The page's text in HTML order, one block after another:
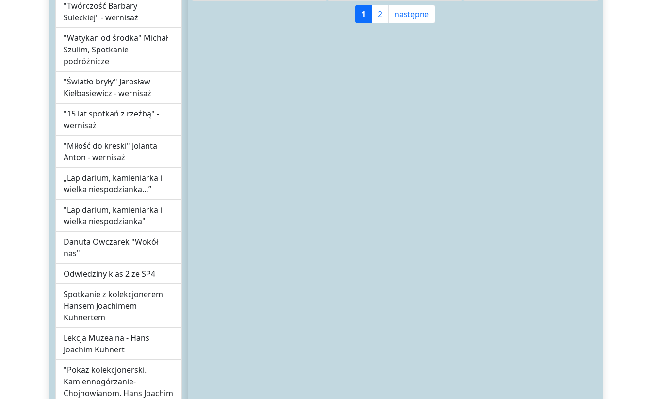
"Twórczość Barbary
Suleckiej" - wernisaż
"Watykan od środka" Michał
Szulim, Spotkanie
podróżnicze
"Światło bryły" Jarosław
Kiełbasiewicz - wernisaż
"15 lat spotkań z rzeźbą" -
wernisaż
"Miłość do kreski" Jolanta
Anton - wernisaż
„Lapidarium, kamieniarka i
wielka niespodzianka…”
"Lapidarium, kamieniarka i
wielka niespodzianka"
Danuta Owczarek "Wokół
nas"
Odwiedziny klas 2 ze SP4
Spotkanie z kolekcjonerem
Hansem Joachimem
Kuhnertem
Lekcja Muzealna - Hans
Joachim Kuhnert
"Pokaz kolekcjonerski.
Kamiennogórzanie-
Chojnowianom. Hans Joachim
1 2 następne